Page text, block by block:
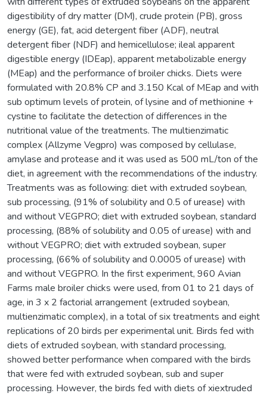
digestibility of dry matter (DM), crude protein (PB), gross
energy (GE), fat, acid detergent fiber (ADF), neutral
detergent fiber (NDF) and hemicellulose; ileal apparent
digestible energy (IDEap), apparent metabolizable energy
(MEap) and the performance of broiler chicks. Diets were
formulated with 20.8% CP and 3.150 Kcal of MEap and with
sub optimum levels of protein, of lysine and of methionine +
cystine to facilitate the detection of differences in the
nutritional value of the treatments. The multienzimatic
complex (Allzyme Vegpro) was composed by cellulase,
amylase and protease and it was used as 500 mL/ton of the
diet, in agreement with the recommendations of the industry.
Treatments was as following: diet with extruded soybean,
sub processing, (91% of solubility and 0.5 of urease) with
and without VEGPRO; diet with extruded soybean, standard
processing, (88% of solubility and 0.05 of urease) with and
without VEGPRO; diet with extruded soybean, super
processing, (66% of solubility and 0.0005 of urease) with
and without VEGPRO. In the first experiment, 960 Avian
Farms male broiler chicks were used, from 01 to 21 days of
age, in 3 x 2 factorial arrangement (extruded soybean,
multienzimatic complex), in a total of six treatments and eight
replications of 20 birds per experimental unit. Birds fed with
diets of extruded soybean, with standard processing,
showed better performance when compared with the birds
that were fed with extruded soybean, sub and super
processing. However, the birds fed with diets of xiextruded